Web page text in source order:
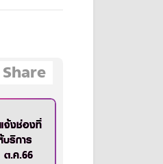
จ้งช่องที่
บริการ
.ค.66